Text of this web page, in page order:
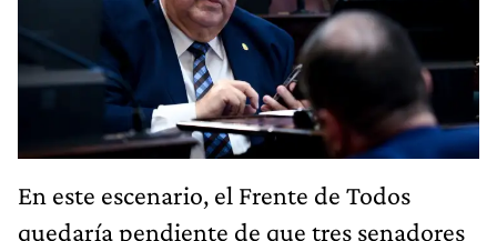
En este escenario, el Frente de Todos
quedaría pendiente de que tres senadores